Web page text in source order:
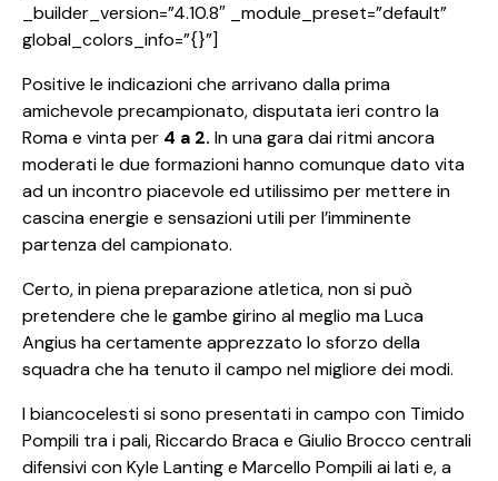
_builder_version=”4.10.8″ _module_preset=”default”
global_colors_info=”{}”]
Positive le indicazioni che arrivano dalla prima
amichevole precampionato, disputata ieri contro la
Roma e vinta per 4 a 2. In una gara dai ritmi ancora
moderati le due formazioni hanno comunque dato vita
ad un incontro piacevole ed utilissimo per mettere in
cascina energie e sensazioni utili per l’imminente
partenza del campionato.
Certo, in piena preparazione atletica, non si può
pretendere che le gambe girino al meglio ma Luca
Angius ha certamente apprezzato lo sforzo della
squadra che ha tenuto il campo nel migliore dei modi.
I biancocelesti si sono presentati in campo con Timido
Pompili tra i pali, Riccardo Braca e Giulio Brocco centrali
difensivi con Kyle Lanting e Marcello Pompili ai lati e, a